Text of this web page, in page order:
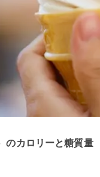
のカロリーと糖質量